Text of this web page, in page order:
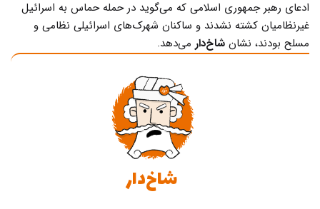
ادعای رهبر جمهوری اسلامی که می‌گوید در حمله حماس به اسرائیل
غیرنظامیان کشته نشدند و ساکنان شهرک‌های اسرائیلی نظامی و
مسلح بودند، نشان شاخ‌دار می‌دهد.
شاخ‌دار